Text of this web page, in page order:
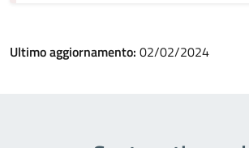
Ultimo aggiornamento: 02/02/2024